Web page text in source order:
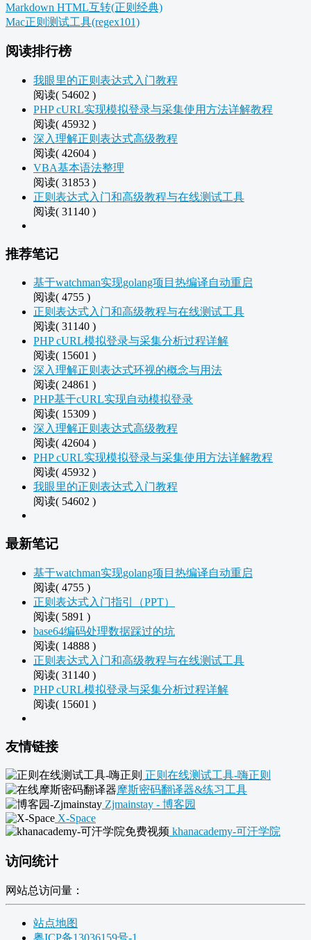
Markdown HTML互转(正则经典)
Mac正则测试工具(regex101)
阅读排行榜
我眼里的正则表达式入门教程
阅读( 54602 )
PHP cURL实现模拟登录与采集使用方法详解教程
阅读( 45932 )
深入理解正则表达式高级教程
阅读( 42604 )
VBA基本语法整理
阅读( 31853 )
正则表达式入门和高级教程与在线测试工具
阅读( 31140 )
推荐笔记
基于watchman实现golang项目热编译自动重启
阅读( 4755 )
正则表达式入门和高级教程与在线测试工具
阅读( 31140 )
PHP cURL模拟登录与采集分析过程详解
阅读( 15601 )
深入理解正则表达式环视的概念与用法
阅读( 24861 )
PHP基于cURL实现自动模拟登录
阅读( 15309 )
深入理解正则表达式高级教程
阅读( 42604 )
PHP cURL实现模拟登录与采集使用方法详解教程
阅读( 45932 )
我眼里的正则表达式入门教程
阅读( 54602 )
最新笔记
基于watchman实现golang项目热编译自动重启
阅读( 4755 )
正则表达式入门指引（PPT）
阅读( 5891 )
base64编码处理数据踩过的坑
阅读( 14888 )
正则表达式入门和高级教程与在线测试工具
阅读( 31140 )
PHP cURL模拟登录与采集分析过程详解
阅读( 15601 )
友情链接
正则在线测试工具-嗨正则
摩斯密码翻译器&练习工具
Zjmainstay - 博客园
X-Space
khanacademy-可汗学院
访问统计
网站总访问量：
站点地图
粤ICP备13036159号-1